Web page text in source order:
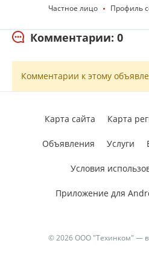
Частное лицо
Профиль
Комментарии: 0
Комментарии к этому
© 2026 ООО "Техинком" —
Карта сайта Карта
Объявления Услуги
Условия
Приложение для